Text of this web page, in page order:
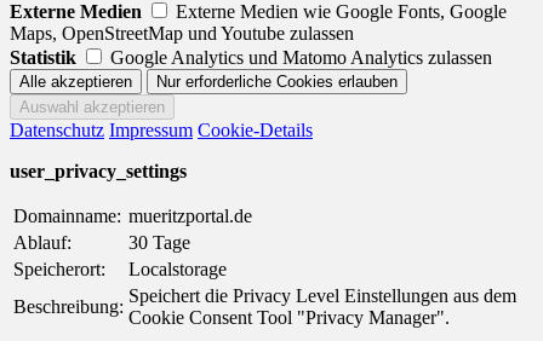
Externe Medien
Externe Medien wie Google Fonts, Google
Maps, OpenStreetMap und Youtube zulassen
Statistik
Google Analytics und Matomo Analytics zulassen
Datenschutz Impressum Cookie-Details
user_privacy_settings
Domainname: mueritzportal.de
Ablauf:
30 Tage
Speicherort:
Localstorage
Beschreibung:
Speichert die Privacy Level Einstellungen aus dem
Cookie Consent Tool "Privacy Manager".